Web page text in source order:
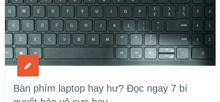
Bàn phím laptop hay hư? Đọc ngay 7 bí